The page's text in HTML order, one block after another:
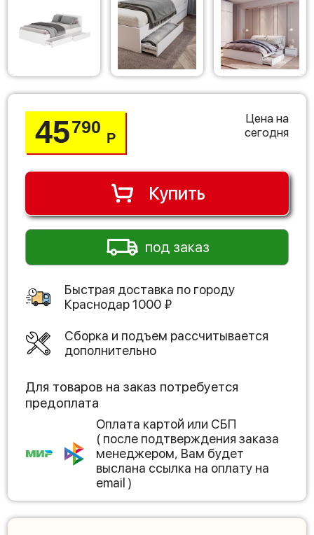
45790
Р
Цена на
сегодня
Купить
под заказ
Быстрая доставка по городу
Краснодар1000 ₽
Сборка и подъем рассчитывается
дополнительно
Для товаров на заказ потребуется
предоплата
Оплата картой или СБП
( после подтверждения заказа
менеджером, Вам будет
выслана ссылка на оплату на
email )